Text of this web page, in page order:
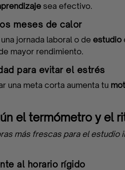
sea efectivo.
meses de calor
jornada laboral o de estudio
mayor rendimiento.
para evitar el estrés
una meta corta aumenta tu
el termómetro y el
más frescas para el
al horario rígido